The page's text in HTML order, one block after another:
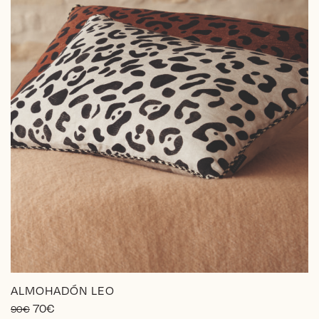
ALMOHADÓN LEO
90€ El
70€